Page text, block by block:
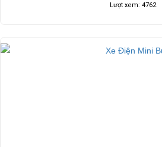
Lượt xem: 4762